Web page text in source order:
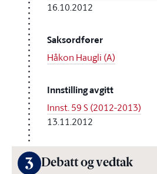
16.10.2012
Saksordfører
Håkon Haugli (A)
Innstilling avgitt
Innst. 59 S (2012-2013)
13.11.2012
3 Debatt og vedtak